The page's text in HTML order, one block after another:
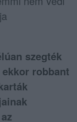
szegték
robbant